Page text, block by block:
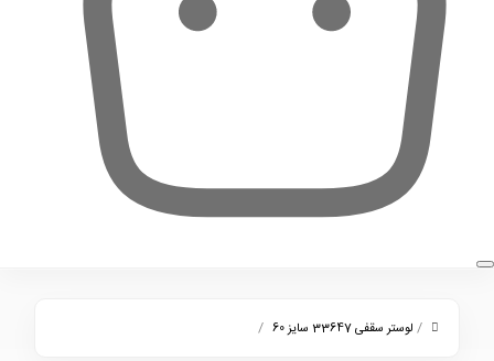
/ لوستر سقفی 33647 سایز 60 /